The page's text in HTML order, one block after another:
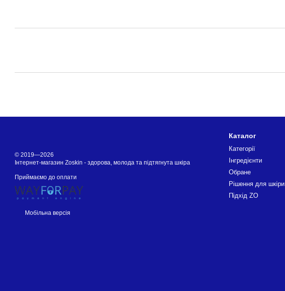
© 2019—2026
Інтернет-магазин Zoskin - здорова, молода та підтягнута шкіра
Приймаємо до оплати
Мобільна версія
Каталог
Категорії
Інгредієнти
Обране
Рішення для шкіри
Підхід ZO